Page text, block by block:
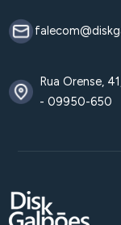
Rua Orense,
- 09950-650